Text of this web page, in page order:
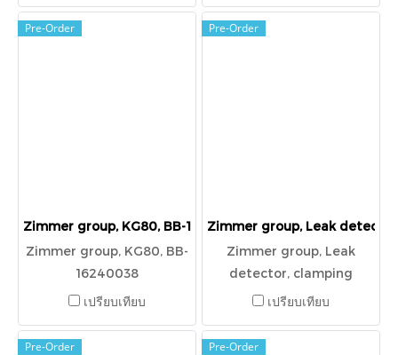
Pre-Order
Zimmer group, KG80, BB-16240038
Zimmer group, KG80, BB-
16240038
เปรียบเทียบ
Pre-Order
Zimmer group, Leak
Zimmer group, Leak
detector, clamping
element pneumatic,
เปรียบเทียบ
Pre-Order Pre-Order